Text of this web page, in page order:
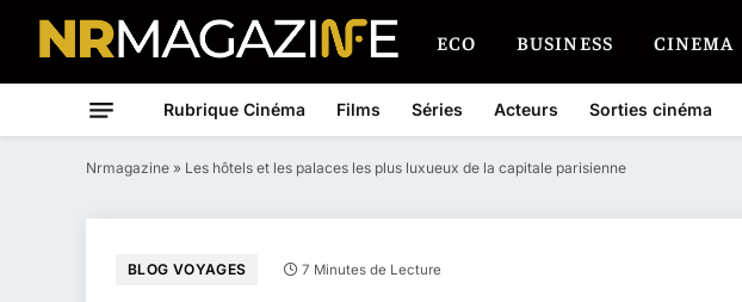
ECO BUSINESS CINEMA
Rubrique Cinéma Films Séries Acteurs Sorties cinéma
Nrmagazine » Les hôtels et les palaces les plus luxueux de la capitale parisienne
BLOG VOYAGES 7 Minutes de Lecture